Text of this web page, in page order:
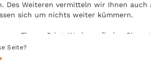
Des Weiteren vermitteln wir Ihnen
sich um nichts weiter kümmern.
zum Thema Print-Werbung finden Sie
Seite?